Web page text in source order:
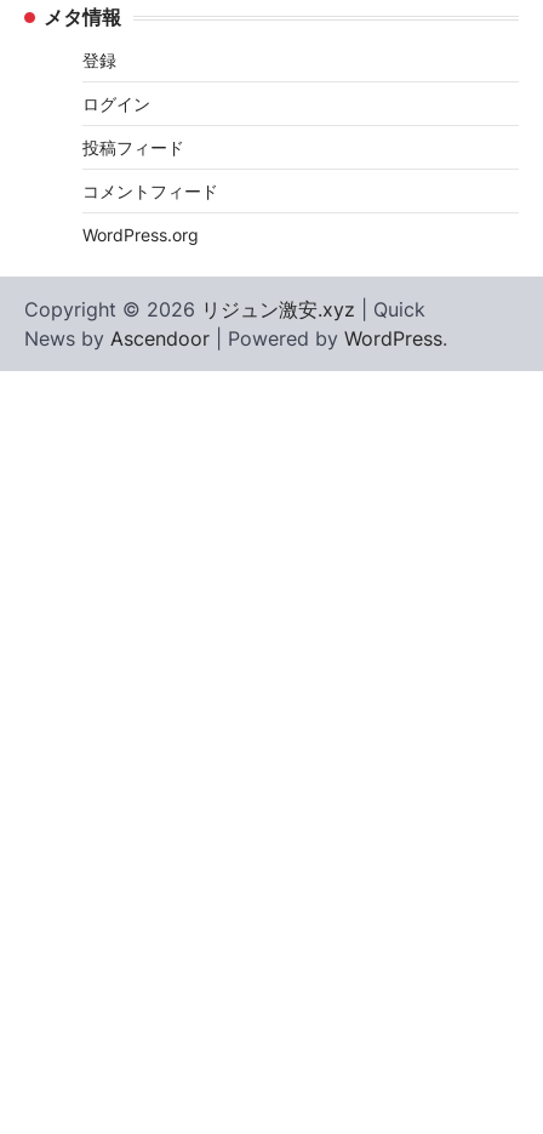
メタ情報
登録
ログイン
投稿フィード
コメントフィード
WordPress.org
Copyright © 2026 リジュン激安.xyz | Quick
News by Ascendoor | Powered by WordPress.